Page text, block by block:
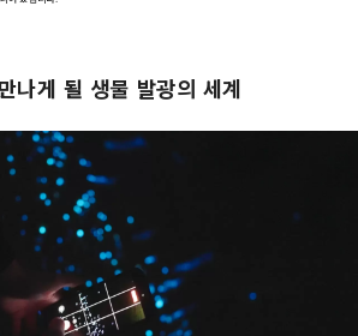
, 향, 풍미 면에서 최고 품질을 자랑합니다.
스캣 포도, 피오네 포도 등 제철 과일을 즐
마 성, 일본 3대 정
하나인 오카야마 고라쿠엔, 역사와 문화, 예술
하는 구라시키 미관지구 등 세계적인 관광
습니다!
나게 될 생물 발광의 세계